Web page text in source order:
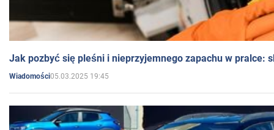
Jak pozbyć się pleśni i nieprzyjemnego zapachu w pralce:
Wiadomości05.03.2025 19:45